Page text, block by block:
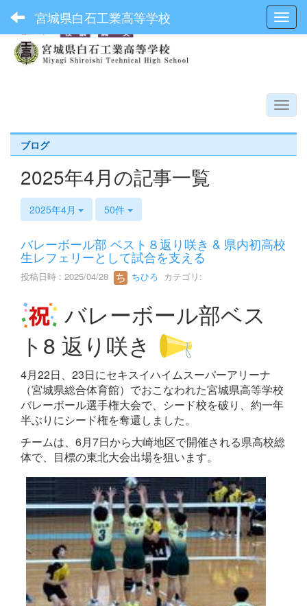
宮城県白石工業高等学校
ブログ
2025年4月の記事一覧
2025年4月 50件
バレーボール部 ベスト８返り咲き & 県内初高校
生レフェリーとして試合を支える
投稿日時 : 2025/04/28 ちひろ カテゴリ:
バレーボール部ベス
ト8 返り咲き
4月22日、23日にセキスイハイムスーパーアリーナ
（宮城県総合体育館）でおこなわれた宮城県高等学校
バレーボール選手権大会で、シード校を破り、約一年
半ぶりにシード権を奪還しました。
チームは、6月7日から大崎地区で開催される県高校総
体で、目標の東北大会出場を狙います。